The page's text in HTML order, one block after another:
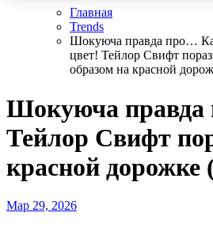
Главная
Trends
Шокуюча правда про…
цвет! Тейлор Свифт
образом на красной
Шокуюча правда
Тейлор Свифт
красной
Мар 29, 2026